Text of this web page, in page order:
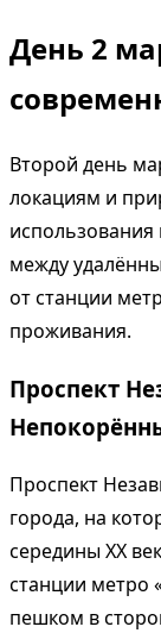
День 2
Второй день
локациям и
между
от станции
проживания.
Проспект
Проспект
города, на
середины XX
станции метро
пешком в